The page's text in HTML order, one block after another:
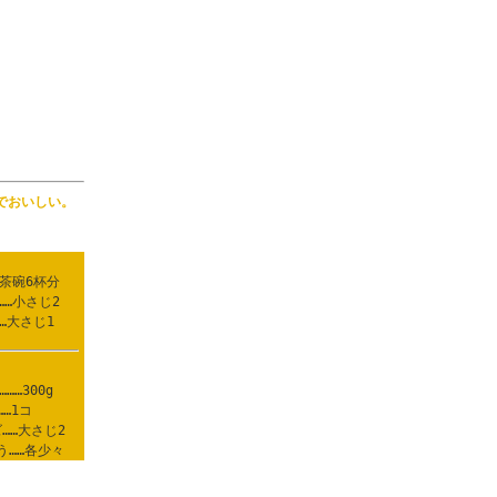
いしい。
碗6杯分
小さじ2
大さじ1
コ
大さじ2
……各少々